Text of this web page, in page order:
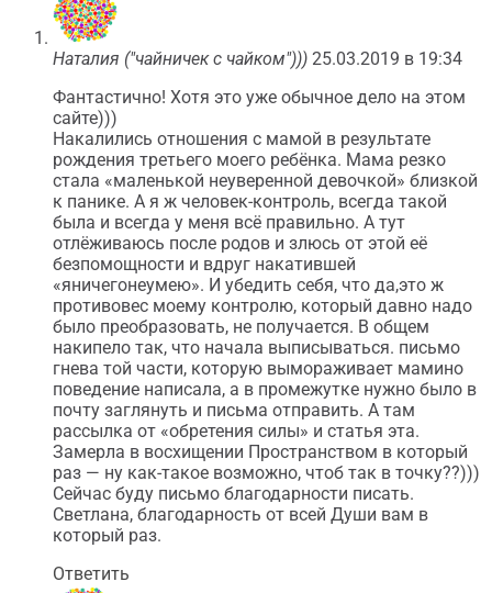
Наталия ("чайничек с чайком"))) 25.03.2019 в 19:34
Фантастично! Хотя это уже обычное дело на этом
сайте)))
Накалились отношения с мамой в результате
рождения третьего моего ребёнка. Мама резко
стала «маленькой неуверенной девочкой» близкой
к панике. А я ж человек-контроль, всегда такой
была и всегда у меня всё правильно. А тут
отлёживаюсь после родов и злюсь от этой её
безпомощности и вдруг накатившей
«яничегонеумею». И убедить себя, что да,это ж
противовес моему контролю, который давно надо
было преобразовать, не получается. В общем
накипело так, что начала выписываться. письмо
гнева той части, которую вымораживает мамино
поведение написала, а в промежутке нужно было в
почту заглянуть и письма отправить. А там
рассылка от «обретения силы» и статья эта.
Замерла в восхищении Пространством в который
раз — ну как-такое возможно, чтоб так в точку??)))
Сейчас буду письмо благодарности писать.
Светлана, благодарность от всей Души вам в
который раз.
Ответить